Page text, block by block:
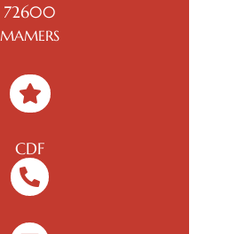
72600
MAMERS

CDF
